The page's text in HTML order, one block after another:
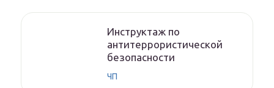
Инструктаж по
антитеррористической
безопасности
ЧП